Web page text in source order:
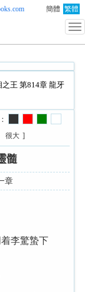
簡體 繁體
之王 第814章 龍牙
很大 ]
髓
章
李驚蟄下